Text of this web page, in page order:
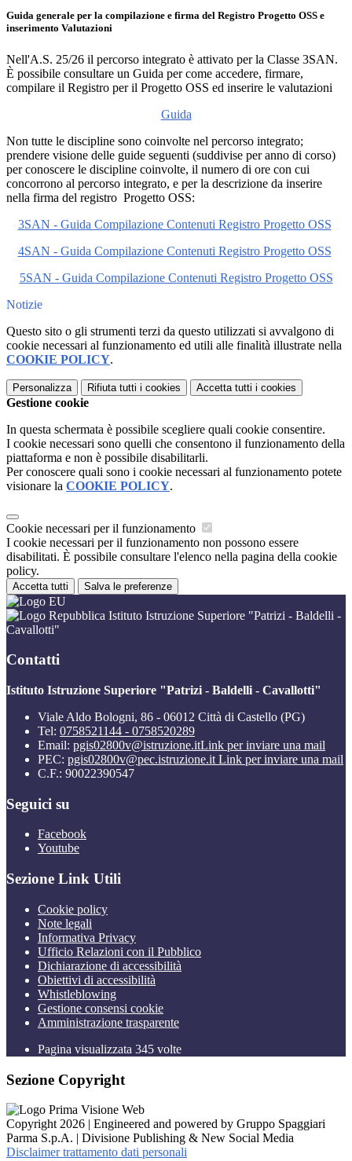
Guida generale per la compilazione e firma del Registro Progetto OSS e
inserimento Valutazioni
Nell'A.S. 25/26 il percorso integrato è attivato per la Classe 3SAN.
È possibile consultare un Guida per come accedere, firmare,
compilare il Registro per il Progetto OSS ed inserire le valutazioni
Guida
Non tutte le discipline sono coinvolte nel percorso integrato;
prendere visione delle guide seguenti (suddivise per anno di corso)
per conoscere le discipline coinvolte, il numero di ore con cui
concorrono al percorso integrato, e per la descrizione da inserire
nella firma del registro Progetto OSS:
3SAN - Guida Compilazione Contenuti Registro Progetto OSS
4SAN - Guida Compilazione Contenuti Registro Progetto OSS
5SAN - Guida Compilazione Contenuti Registro Progetto OSS
Notizie
Questo sito o gli strumenti terzi da questo utilizzati si avvalgono di
cookie necessari al funzionamento ed utili alle finalità illustrate nella
COOKIE POLICY.
Personalizza Rifiuta tutti i cookies Accetta tutti i cookies
Gestione cookie
In questa schermata è possibile scegliere quali cookie consentire.
I cookie necessari sono quelli che consentono il funzionamento della
piattaforma e non è possibile disabilitarli.
Per conoscere quali sono i cookie necessari al funzionamento potete
visionare la COOKIE POLICY.
Cookie necessari per il funzionamento
I cookie necessari per il funzionamento non possono essere
disabilitati. È possibile consultare l'elenco nella pagina della cookie
policy.
Accetta tutti Salva le preferenze
Istituto Istruzione Superiore "Patrizi - Baldelli -
Cavallotti"
Contatti
Istituto Istruzione Superiore "Patrizi - Baldelli - Cavallotti"
Viale Aldo Bologni, 86 - 06012 Città di Castello (PG)
Tel: 0758521144 - 0758520289
Email: pgis02800v@istruzione.itLink per inviare una mail
PEC: pgis02800v@pec.istruzione.it Link per inviare una mail
C.F.: 90022390547
Seguici su
Facebook
Youtube
Sezione Link Utili
Cookie policy
Note legali
Informativa Privacy
Ufficio Relazioni con il Pubblico
Dichiarazione di accessibilità
Obiettivi di accessibilità
Whistleblowing
Gestione consensi cookie
Amministrazione trasparente
Pagina visualizzata 345 volte
Sezione Copyright
Copyright 2026 | Engineered and powered by Gruppo Spaggiari
Parma S.p.A. | Divisione Publishing & New Social Media
Disclaimer trattamento dati personali